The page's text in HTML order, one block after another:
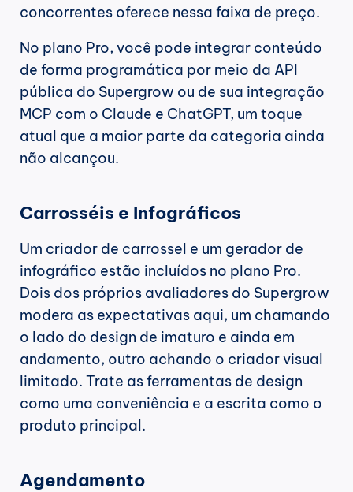
concorrentes oferece nessa faixa de preço.
No plano Pro, você pode integrar conteúdo
de forma programática por meio da API
pública do Supergrow ou de sua integração
MCP com o Claude e ChatGPT, um toque
atual que a maior parte da categoria ainda
não alcançou.
Carrosséis e Infográficos
Um criador de carrossel e um gerador de
infográfico estão incluídos no plano Pro.
Dois dos próprios avaliadores do Supergrow
modera as expectativas aqui, um chamando
o lado do design de imaturo e ainda em
andamento, outro achando o criador visual
limitado. Trate as ferramentas de design
como uma conveniência e a escrita como o
produto principal.
Agendamento